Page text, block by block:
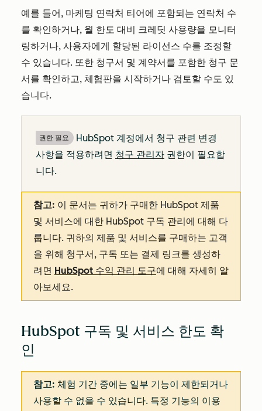
예를 들어, 마케팅 연락처 티어에 포함되는 연락처 수
를 확인하거나, 월 한도 대비 크레딧 사용량을 모니터
링하거나, 사용자에게 할당된 라이선스 수를 조정할
수 있습니다. 또한 청구서 및 계약서를 포함한 청구 문
서를 확인하고, 체험판을 시작하거나 검토할 수도 있
습니다.
권한 필요
HubSpot 계정에서 청구 관련 변경
사항을 적용하려면 청구 관리자 권한이 필요합
니다.
참고: 이 문서는 귀하가 구매한 HubSpot 제품
및 서비스에 대한 HubSpot 구독 관리에 대해 다
룹니다. 귀하의 제품 및 서비스를 구매하는 고객
을 위해 청구서, 구독 또는 결제 링크를 생성하
려면 HubSpot 수익 관리 도구에 대해 자세히 알
아보세요.
HubSpot 구독 및 서비스 한도 확
인
참고: 체험 기간 중에는 일부 기능이 제한되거나
사용할 수 없을 수 있습니다. 특정 기능의 이용